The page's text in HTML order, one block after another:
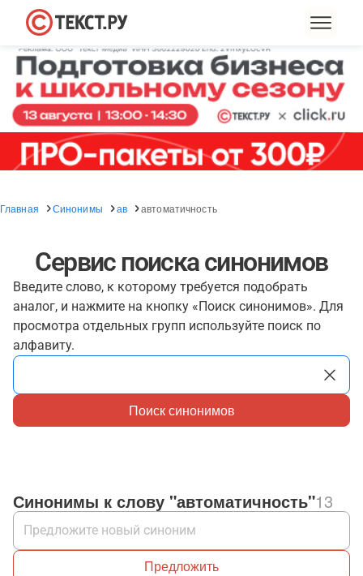
Главная Синонимы ав автоматичность
Сервис поиска синонимов
Введите слово, к которому требуется подобрать
аналог, и нажмите на кнопку «Поиск синонимов». Для
просмотра отдельных групп используйте поиск по
алфавиту.
Поиск синонимов
Синонимы к слову "автоматичность"13
Предложить